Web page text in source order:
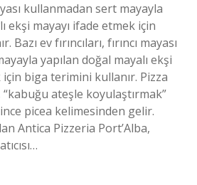
kullanmadan sert mayayla
ekşi mayayı ifade etmek için
ev fırıncıları, fırıncı mayası
yapılan doğal mayalı ekşi
için biga terimini kullanır. Pizza
ateşle koyulaştırmak”
picea kelimesinden gelir.
Antica Pizzeria Port’Alba,